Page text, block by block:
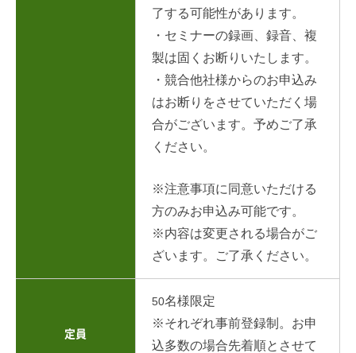
了する可能性があります。
・セミナーの録画、録音、複
製は固くお断りいたします。
・競合他社様からのお申込み
はお断りをさせていただく場
合がございます。予めご了承
ください。
※注意事項に同意いただける
方のみお申込み可能です。
※内容は変更される場合がご
ざいます。ご了承ください。
定員
50名様限定
※それぞれ事前登録制。お申
込多数の場合先着順とさせて